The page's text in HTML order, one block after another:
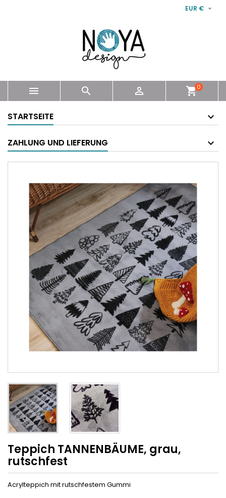
EUR € 
   shopping_cart0
STARTSEITE
ZAHLUNG UND LIEFERUNG
Teppich TANNENBÄUME, grau,
rutschfest
Acrylteppich mit rutschfestem Gummi